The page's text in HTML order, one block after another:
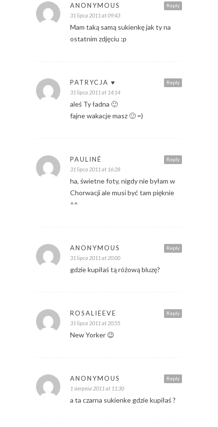
Reply
ANONYMOUS
31 lipca 2011 at 09:43
Mam taką samą sukienkę jak ty na
ostatnim zdjęciu :p
Reply
PATRYCJA ♥
31 lipca 2011 at 14:14
aleś Ty ładna 🙂
fajne wakacje masz 🙂 =)
Reply
PAULINÉ
31 lipca 2011 at 16:28
ha, świetne foty, nigdy nie byłam w
Chorwacji ale musi być tam pięknie
^^
Reply
ANONYMOUS
31 lipca 2011 at 20:00
gdzie kupiłaś tą różową bluzę?
Reply
ROSALIEEVE
31 lipca 2011 at 20:55
New Yorker 😉
Reply
ANONYMOUS
1 sierpnia 2011 at 11:30
a ta czarna sukienke gdzie kupiłaś ?